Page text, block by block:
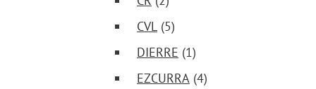
CVL (5)
DIERRE (1)
EZCURRA (4)